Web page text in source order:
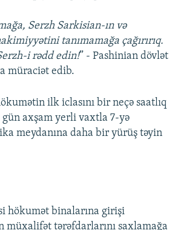
Serzh Sarkisian-ın və
tanımamağa çağırırıq.
i rədd edin!” - Pashinian dövlət
müraciət edib.
ilk iclasını bir neçə saatlıq
axşam yerli vaxtla 7-yə
meydanına daha bir yürüş təyin
hökumət binalarına girişi
müxalifət tərəfdarlarını saxlamağa